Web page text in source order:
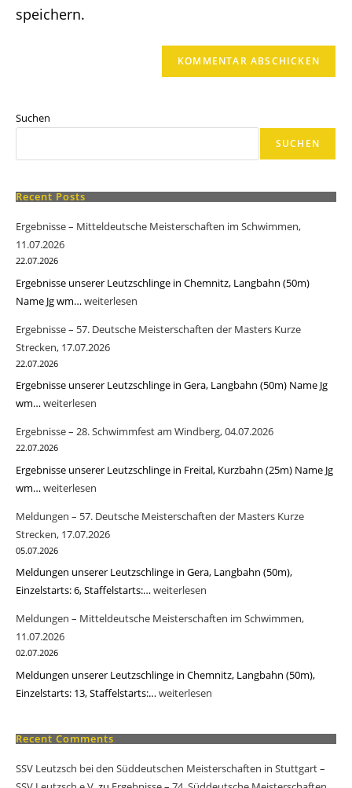
speichern.
Suchen
SUCHEN
Recent Posts
Ergebnisse – Mitteldeutsche Meisterschaften im Schwimmen,
11.07.2026
22.07.2026
Ergebnisse unserer Leutzschlinge in Chemnitz, Langbahn (50m)
Name Jg wm…Ergebnisse
Schwimmen,
weiterlesen
Ergebnisse – 57. Deutsche Meisterschaften der Masters Kurze
Strecken, 17.07.2026
22.07.2026
Ergebnisse unserer Leutzschlinge in Gera, Langbahn (50m) Name Jg
wm…Ergebnisse
57.
Deutsche
Meisterschaften
Masters
Kurze
17.07.2026
weiterlesen
Ergebnisse – 28. Schwimmfest am Windberg, 04.07.2026
22.07.2026
Ergebnisse unserer Leutzschlinge in Freital, Kurzbahn (25m) Name Jg
wm…Ergebnisse
28.
Schwimmfest
Windberg,
weiterlesen
Meldungen – 57. Deutsche Meisterschaften der Masters Kurze
Strecken, 17.07.2026
05.07.2026
Meldungen unserer Leutzschlinge in Gera, Langbahn (50m),
Einzelstarts: 6, Staffelstarts:…Meldungen
Meisterschaften
der
Strecken,
17.07.2026
weiterlesen
Meldungen – Mitteldeutsche Meisterschaften im Schwimmen,
11.07.2026
02.07.2026
Meldungen unserer Leutzschlinge in Chemnitz, Langbahn (50m),
Einzelstarts: 13, Staffelstarts:…Meldungen
Mitteldeutsche
im
weiterlesen
Recent Comments
SSV Leutzsch bei den Süddeutschen Meisterschaften in Stuttgart –